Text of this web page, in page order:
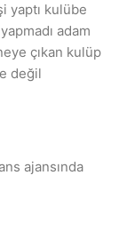
yaptı kulübe
adam
çıkan kulüp
değil
ajansında